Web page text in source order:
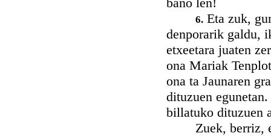
6. Eta zuk,
denporarik galdu,
etxeetara juaten
ona Mariak
ona ta Jaunaren
dituzuen
billatuko dituzuen
Zuek, berriz,